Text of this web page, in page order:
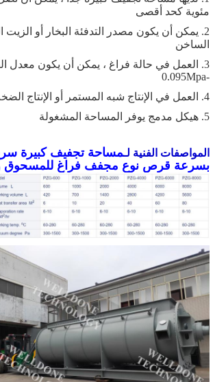
مئوية كحد أقصى
2. يمكن أن يكون مصدر التدفئة البخار أو الزيت
الساخن
3. العمل في حالة فراغ ، يمكن أن يكون معدل
-0.095Mpa
4. العمل في الإنتاج شبه المستمر أو الإنتاج الضخم
5. هيكل مدمج يوفر المساحة المشغولة
المواصفات الفنية لـمساحة تجفيف كبيرة
بسرعة قرص نوع مجفف فراغ للمسحوق